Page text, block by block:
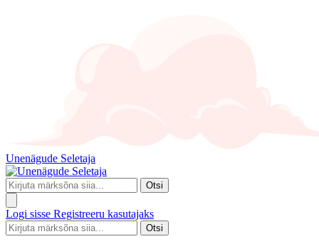
Unenägude Seletaja
Otsi
Logi sisse Registreeru kasutajaks
Otsi